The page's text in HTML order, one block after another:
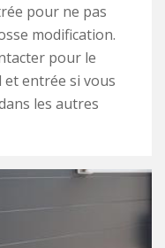
pour ne pas
modification.
pour le
entrée si vous
les autres